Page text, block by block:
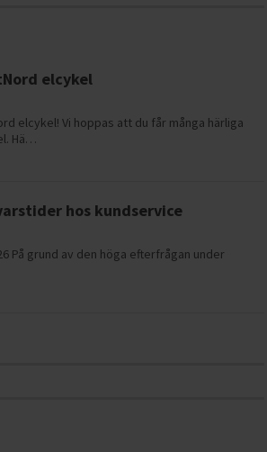
elcykel
elcykel! Vi hoppas att du får många härliga
Hä…
hos kundservice
På grund av den höga efterfrågan under